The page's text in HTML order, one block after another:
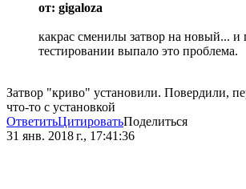
от: gigaloza
какрас сменилы затвор на новый... и
тестировании выпало это проблема.
Затвор "криво" установили. Повердили,
что-то с установкой
ОтветитьЦитироватьПоделиться
31 янв. 2018 г., 17:41:36